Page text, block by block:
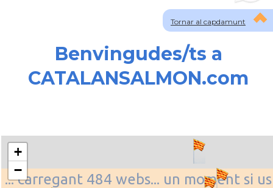
Tornar al capdamunt
Benvingudes/ts a
CATALANSALMON.com
... carregant 484 webs... un moment si us
+
−